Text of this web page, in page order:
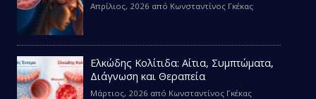
Απρίλιος, 2026 από Κωνσταντίνος Γκέκας
Ελκώδης Κολίτιδα: Αίτια, Συμπτώματα,
Διάγνωση και Θεραπεία
Μάρτιος, 2026 από Κωνσταντίνος Γκέκας